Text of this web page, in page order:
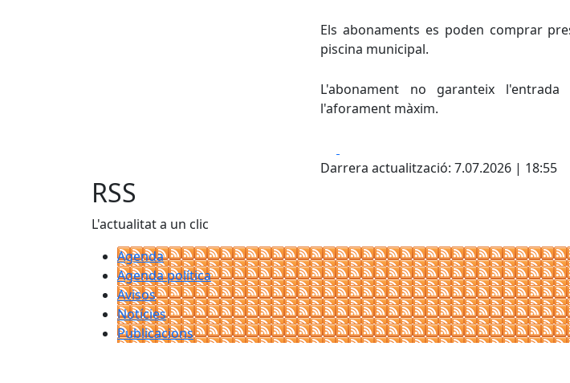
Els abonaments es poden comprar
piscina municipal.
L'abonament no garanteix
l'aforament màxim.
Darrera actualització: 7.07.2026 | 18:55
RSS
L'actualitat a un clic
Agenda
Agenda política
Avisos
Notícies
Publicacions